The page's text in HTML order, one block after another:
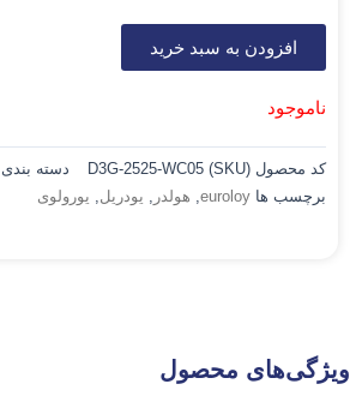
افزودن به سبد خرید
ناموجود
کد محصول (SKU) D3G-2525-WC05 دسته بندی
برچسب ها euroloy
, هولدر , یودریل, یورولوی
ویژگی‌های محصول